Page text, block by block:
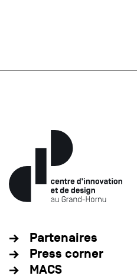
Partenaires
Press corner
MACS